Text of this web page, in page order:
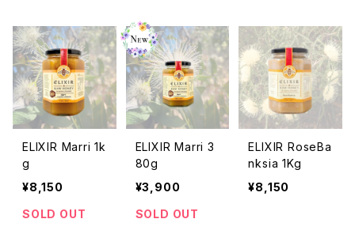
ELIXIR Marri 1k
g
¥8,150
SOLD OUT
ELIXIR Marri 3
80g
¥3,900
SOLD OUT
ELIXIR RoseBa
nksia 1Kg
¥8,150